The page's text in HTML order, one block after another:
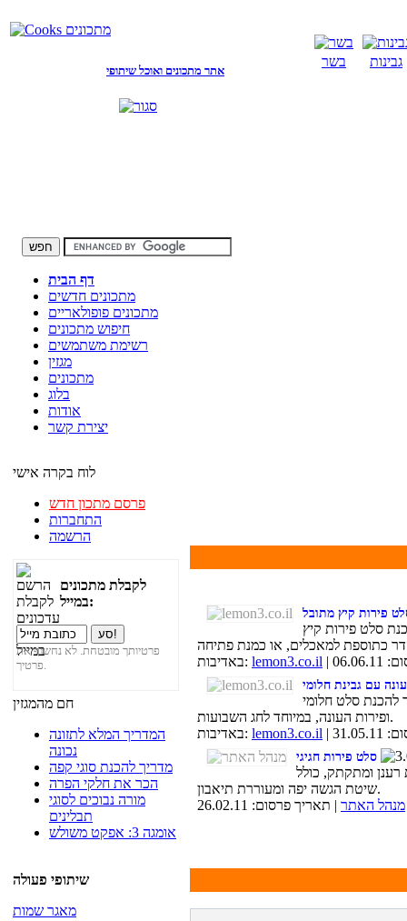
אתר מתכונים ואוכל שיתופי
בשר גבינות
דף הבית
מתכונים חדשים
מתכונים פופולאריים
חיפוש מתכונים
רשימת משתמשים
מגזין
מתכונים
בלוג
אודות
יצירת קשר
לוח בקרה אישי
פרסם מתכון חדש
התחברות
הרשמה
לקבלת מתכונים
במייל:
פרטיותך מובטחת. לא נחשוף את
פרטיך.
חם מהמגזין
המדריך המלא לתזונה
נכונה
מדריך להכנת סוגי קפה
הכר את חלקי הפרה
מורה נבוכים לסוגי
תבלינים
אומגה 3: אפקט משולש
שיתופי פעולה
מאגר שמות
פירות קיץ מתובל
סלט פירות קיץ
באדיבות: lemon3.co.il
עם גבינת חלומי
להכנת סלט חלומי
ופירות העונה, במיוחד לחג השבועות.
באדיבות: lemon3.co.il
סלט פירות חגיגי
רענן ומתקתק, כולל
שיטת הגשה יפה ומעוררת תיאבון.
מנהל האתר | תאריך פרסום: 26.02.11